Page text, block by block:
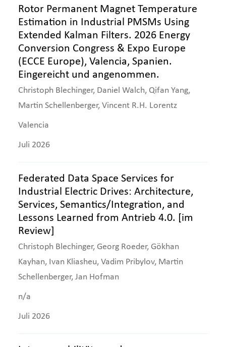
Rotor Permanent Magnet Temperature
Estimation in Industrial PMSMs Using
Extended Kalman Filters. 2026 Energy
Conversion Congress & Expo Europe
(ECCE Europe), Valencia, Spanien.
Eingereicht und angenommen.
Christoph Blechinger, Daniel Walch, Qifan Yang,
Martin Schellenberger, Vincent R.H. Lorentz
Valencia
Juli 2026
Federated Data Space Services for
Industrial Electric Drives: Architecture,
Services, Semantics/Integration, and
Lessons Learned from Antrieb 4.0. [im
Review]
Christoph Blechinger, Georg Roeder, Gökhan
Kayhan, Ivan Kliasheu, Vadim Pribylov, Martin
Schellenberger, Jan Hofman
n/a
Juli 2026